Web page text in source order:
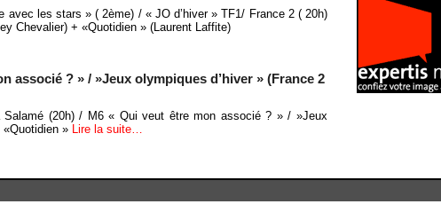
les stars » ( 2ème) / « JO d’hiver » TF1/ France 2 ( 20h)
Chevalier) + «Quotidien » (Laurent Laffite)
associé ? » / »Jeux olympiques d’hiver » (France 2
(20h) / M6 « Qui veut être mon associé ? » / »Jeux
»
Lire la suite…